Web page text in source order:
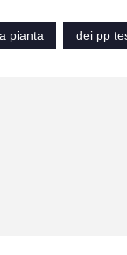
pianta
dei pp